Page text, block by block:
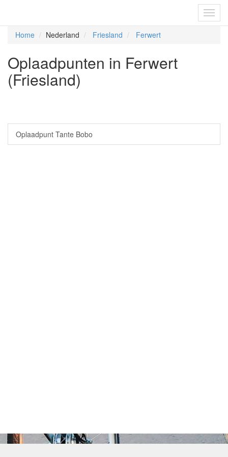
Home Nederland Friesland Ferwert
Oplaadpunten in Ferwert
(Friesland)
Oplaadpunt Tante Bobo